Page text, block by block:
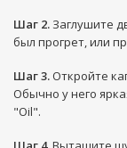
Шаг 2. Заглушите
был прогрет, или
Шаг 3. Откройте
Обычно у него
"Oil".